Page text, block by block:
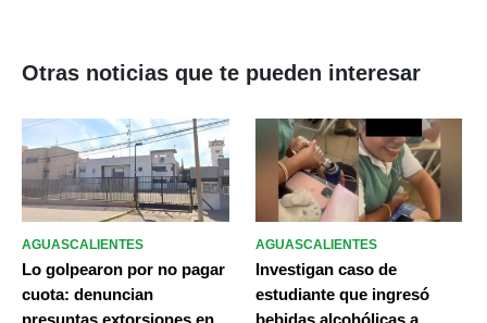
Otras noticias que te pueden interesar
AGUASCALIENTES
Lo golpearon por no pagar
cuota: denuncian
AGUASCALIENTES
Investigan caso de
estudiante que ingresó